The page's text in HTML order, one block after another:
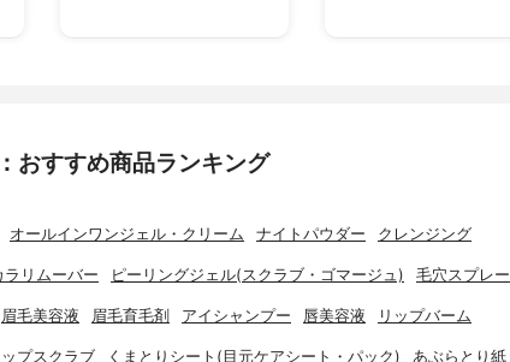
おすすめ商品ランキング
オールインワンジェル・クリーム ナイトパウダー クレンジング
ラリムーバー ピーリングジェル(スクラブ・ゴマージュ) 毛穴スプレー
眉毛美容液 眉毛育毛剤 アイシャンプー 唇美容液 リップバーム
ップスクラブ くまとりシート(目元ケアシート・パック) あぶらとり紙